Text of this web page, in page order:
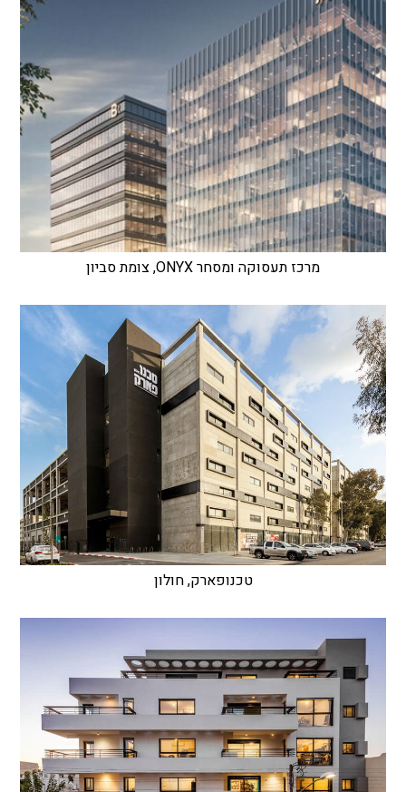
מרכז תעסוקה ומסחר ONYX, צומת סביון
טכנופארק, חולון